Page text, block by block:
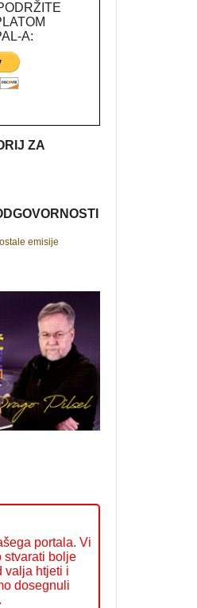
A:
ZA
emisije
portala. Vi
stvarati bolje
valja htjeti i
dosegnuli